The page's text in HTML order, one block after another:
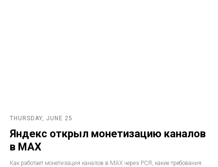
THURSDAY, JUNE 25
Яндекс открыл монетизацию каналов
в MAX
Как работает монетизация каналов в MAX через РСЯ, какие требования